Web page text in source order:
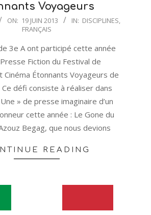
Voyageurs
ON: 19 JUIN 2013 IN: DISCIPLINES,
FRANÇAIS
3e A ont participé cette année
Fiction du Festival de
Étonnants Voyageurs de
Ce défi consiste à réaliser dans
Une » de presse imaginaire d’un
cette année : Le Gone du
Begag, que nous devions
READING